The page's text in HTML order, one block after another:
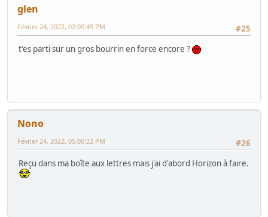
glen
#25
Février 24, 2022, 02:00:45 PM
t'es parti sur un gros bourrin en force encore ?
Nono
#26
Février 24, 2022, 05:00:22 PM
Reçu dans ma boîte aux lettres mais j'ai d'abord Horizon à faire.